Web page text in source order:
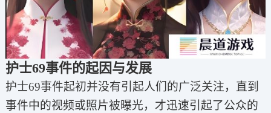
护士69事件的起因与发展
护士69事件起初并没有引起人们的广泛关注，直到
事件中的视频或照片被曝光，才迅速引起了公众的